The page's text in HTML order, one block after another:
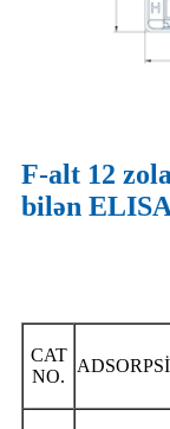
F-alt 12
bilən
CAT
NO.